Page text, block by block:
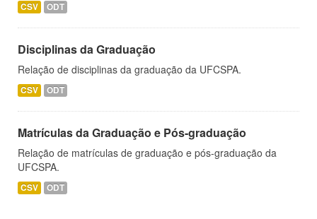
CSV ODT
Disciplinas da Graduação
Relação de disciplinas da graduação da UFCSPA.
CSV ODT
Matrículas da Graduação e Pós-graduação
Relação de matrículas de graduação e pós-graduação da
UFCSPA.
CSV ODT